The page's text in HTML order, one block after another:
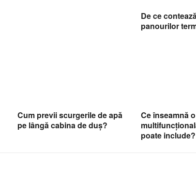
De ce
panourilor
Cum previi scurgerile de apă
pe lângă cabina de duș?
Ce înseamnă
poate include?